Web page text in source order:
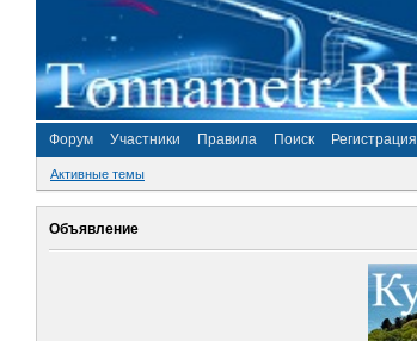
Форум Участники Правила Поиск Регистрация
Активные темы
Объявление